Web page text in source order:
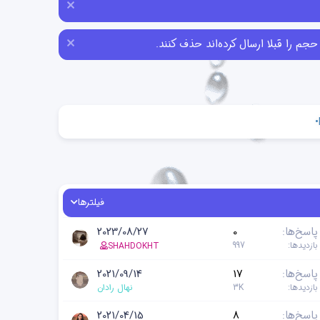
فیلترها
پاسخ‌ها 0
بازدیدها 997
2023/08/27
SHAHDOKHT
پاسخ‌ها 17
بازدیدها 3K
2021/09/14
نهال رادان
پاسخ‌ها 8
2021/04/15